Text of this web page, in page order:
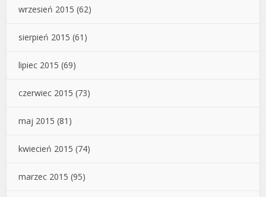
wrzesień 2015 (62)
sierpień 2015 (61)
lipiec 2015 (69)
czerwiec 2015 (73)
maj 2015 (81)
kwiecień 2015 (74)
marzec 2015 (95)